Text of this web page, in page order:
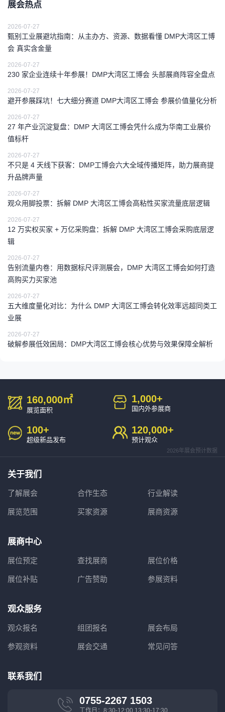
展会热点
2026-07-27
甄别工业展避坑指南：从主办方、资源、数据看懂 DMP大湾区工博
会 真实含金量
2026-07-27
230 家企业连续十年参展！DMP大湾区工博会 头部展商阵容全盘点
2026-07-27
避开参展踩坑！七大细分赛道 DMP大湾区工博会 参展价值量化分析
2026-07-27
27 年产业沉淀复盘：DMP 大湾区工博会凭什么成为华南工业展价
值标杆
2026-07-27
不只是 4 天线下获客：DMP工博会六大全域传播矩阵，助力展商提
升品牌声量
2026-07-27
观众用脚投票：拆解 DMP 大湾区工博会高粘性买家流量底层逻辑
2026-07-27
12 万实权买家 + 万亿采购盘：拆解 DMP 大湾区工博会采购底层逻
辑
2026-07-27
告别流量内卷：用数据标尺评测展会，DMP 大湾区工博会如何打造
高购买力买家池
2026-07-27
五大维度量化对比：为什么 DMP 大湾区工博会转化效率远超同类工
业展
2026-07-27
破解参展低效困局：DMP大湾区工博会核心优势与效果保障全解析
160,000㎡
展览面积
1,000+
国内外参展商
100+
超级新品发布
120,000+
预计观众
2026年展会预计数据
关于我们
了解展会 合作生态 行业解读
展览范围 买家资源 展商资源
展商中心
展位预定 查找展商 展位价格
展位补贴 广告赞助 参展资料
观众服务
观众报名 组团报名 展会布局
参观资料 展会交通 常见问答
联系我们
0755-2267 1503
工作日：8:30-12:00 13:30-17:30